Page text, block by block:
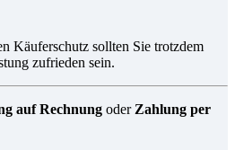
Käuferschutz sollten Sie trotzdem
zufrieden sein.
auf Rechnung oder Zahlung per